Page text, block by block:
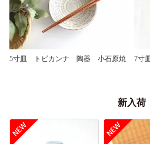
5寸皿 トビカンナ 陶器 小石原焼 7寸
新入荷